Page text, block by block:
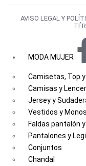
AVISO LEGAL Y
MODA MUJER
Camisetas, Top
Camisas y
Jersey y
Vestidos y Monos
Faldas pantalón
Pantalones y
Conjuntos
Chandal